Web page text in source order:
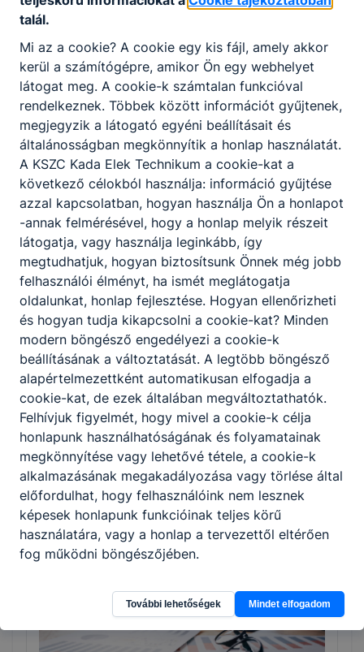
annak, aki a szakképzésben ingyenes
az első képesítő vizsga letételéig
térítésmentesen tanulhatnak azok, akik még
nem rendelkeznek az új szakképzési
rendszerben szerzett szakképesítéssel
Munka mellett is tudok szakmát vagy
államilag elismert szakképesítést szerezni?
Az iskolák a felnőttek számára mind a
szakmai oktatást, mind a szakmai képzést
rugalmasan, akár munka mellett, rövid idő
alatt szervezik meg, gyakran az esti órákban,
akár hétvégén is. Az egyes intézmények
képzési programja sokszor ezért is tér el
egymástól, igazodva a Képzési és Kimeneteli
Követelményekben, szakképesítés esetén a
Programkövetelményekben meghatározott
tartalmakhoz és a helyi igényekhez.
Szakmák
talál.
Mi az a cookie? A cookie egy kis fájl, amely akkor
kerül a számítógépre, amikor Ön egy webhelyet
látogat meg. A cookie-k számtalan funkcióval
rendelkeznek. Többek között információt gyűjtenek,
megjegyzik a látogató egyéni beállításait és
általánosságban megkönnyítik a honlap használatát.
A KSZC Kada Elek Technikum a cookie-kat a
következő célokból használja: információ gyűjtése
azzal kapcsolatban, hogyan használja Ön a honlapot
-annak felmérésével, hogy a honlap melyik részeit
látogatja, vagy használja leginkább, így
megtudhatjuk, hogyan biztosítsunk Önnek még jobb
felhasználói élményt, ha ismét meglátogatja
oldalunkat, honlap fejlesztése. Hogyan ellenőrizheti
és hogyan tudja kikapcsolni a cookie-kat? Minden
modern böngésző engedélyezi a cookie-k
beállításának a változtatását. A legtöbb böngésző
alapértelmezettként automatikusan elfogadja a
cookie-kat, de ezek általában megváltoztathatók.
Felhívjuk figyelmét, hogy mivel a cookie-k célja
honlapunk használhatóságának és folyamatainak
megkönnyítése vagy lehetővé tétele, a cookie-k
alkalmazásának megakadályozása vagy törlése által
előfordulhat, hogy felhasználóink nem lesznek
képesek honlapunk funkcióinak teljes körű
használatára, vagy a honlap a tervezettől eltérően
fog működni böngészőjében.
További lehetőségek Mindet elfogadom